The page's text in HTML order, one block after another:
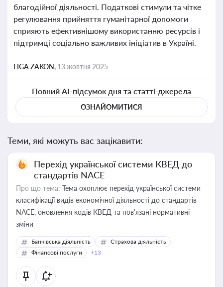
благодійної діяльності. Податкові стимули та чітке
регулювання прийняття гуманітарної допомоги
сприяють ефективнішому використанню ресурсів і
підтримці соціально важливих ініціатив в Україні.
LIGA ZAKON, 13 жовтня 2025
Повний AI-підсумок дня та статті-джерела
ОЗНАЙОМИТИСЯ
Теми, які можуть вас зацікавити:
Перехід української системи КВЕД до
стандартів NACE
Про що тема: Тема охоплює перехід української системи
класифікації видів економічної діяльності до стандартів
NACE, оновлення кодів КВЕД та пов'язані нормативні
зміни
Банківська діяльність
Страхова діяльність
Фінансові послуги
+13